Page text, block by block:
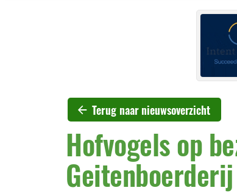
Terug naar nieuwsoverzicht
Hofvogels op